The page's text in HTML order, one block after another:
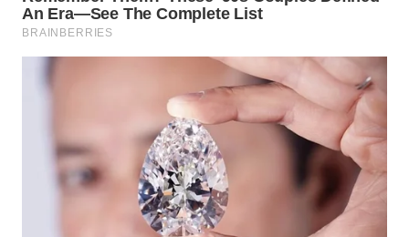
SERDANG
WN
WN
PAKPAK